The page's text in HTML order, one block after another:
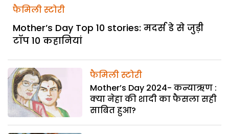
फैमिली स्टोरी
Mother’s Day Top 10 stories: मदर्स डे से जुड़ी
टॉप 10 कहानियां
फैमिली स्टोरी
Mother’s Day 2024- कन्याऋण :
क्या नेहा की शादी का फैसला सही
साबित हुआ?